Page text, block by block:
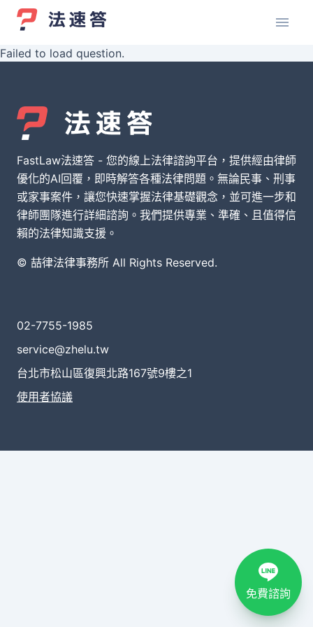
Failed to load question.
FastLaw法速答 - 您的線上法律諮詢平台，提供經由律師
優化的AI回覆，即時解答各種法律問題。無論民事、刑事
或家事案件，讓您快速掌握法律基礎觀念，並可進一步和
律師團隊進行詳細諮詢。我們提供專業、準確、且值得信
賴的法律知識支援。
© 喆律法律事務所 All Rights Reserved.
02-7755-1985
service@zhelu.tw
台北市松山區復興北路167號9樓之1
使用者協議
免費諮詢